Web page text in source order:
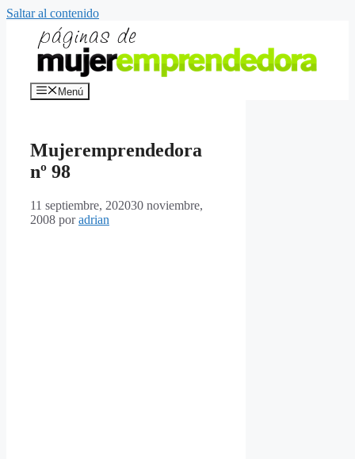
Saltar al contenido
Menú
Mujeremprendedora
nº 98
11 septiembre, 202030 noviembre,
2008 poradrian